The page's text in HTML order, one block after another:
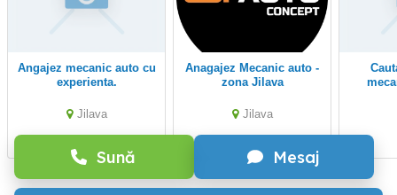
Sună Mesaj
Angajez mecanic auto cu
experienta.
Jilava
Anagajez Mecanic auto -
zona Jilava
Jilava
Cautam Part time